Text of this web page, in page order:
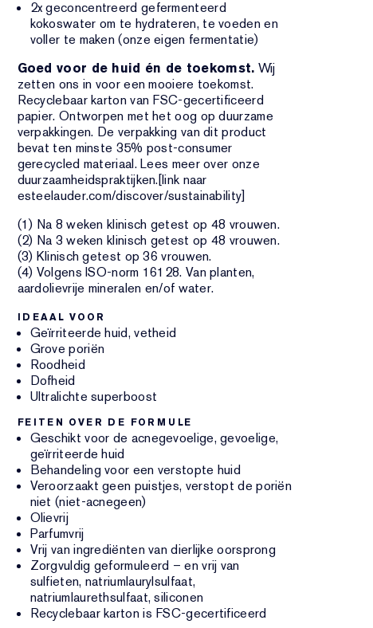
2x geconcentreerd gefermenteerd
kokoswater om te hydrateren, te voeden en
voller te maken (onze eigen fermentatie)
Goed voor de huid én de toekomst. Wij
zetten ons in voor een mooiere toekomst.
Recyclebaar karton van FSC-gecertificeerd
papier. Ontworpen met het oog op duurzame
verpakkingen. De verpakking van dit product
bevat ten minste 35% post-consumer
gerecycled materiaal. Lees meer over onze
duurzaamheidspraktijken.[link naar
esteelauder.com/discover/sustainability]
(1) Na 8 weken klinisch getest op 48 vrouwen.
(2) Na 3 weken klinisch getest op 48 vrouwen.
(3) Klinisch getest op 36 vrouwen.
(4) Volgens ISO-norm 16128. Van planten,
aardolievrije mineralen en/of water.
IDEAAL VOOR
Geïrriteerde huid, vetheid
Grove poriën
Roodheid
Dofheid
Ultralichte superboost
FEITEN OVER DE FORMULE
Geschikt voor de acnegevoelige, gevoelige,
geïrriteerde huid
Behandeling voor een verstopte huid
Veroorzaakt geen puistjes, verstopt de poriën
niet (niet-acnegeen)
Olievrij
Parfumvrij
Vrij van ingrediënten van dierlijke oorsprong
Zorgvuldig geformuleerd – en vrij van
sulfieten, natriumlaurylsulfaat,
natriumlaurethsulfaat, siliconen
Recyclebaar karton is FSC-gecertificeerd